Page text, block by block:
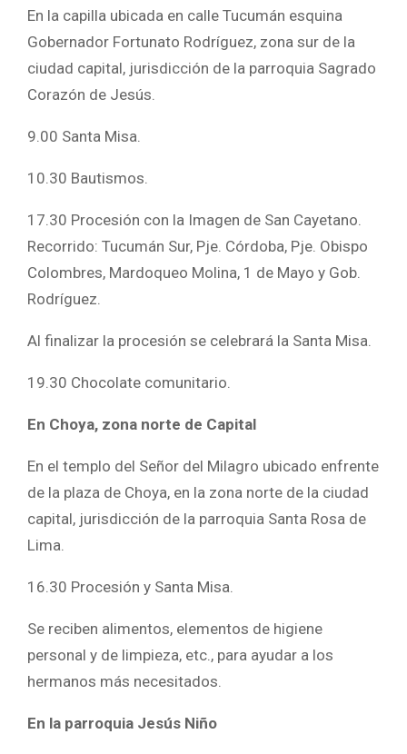
En la capilla ubicada en calle Tucumán esquina
Gobernador Fortunato Rodríguez, zona sur de la
ciudad capital, jurisdicción de la parroquia Sagrado
Corazón de Jesús.
9.00 Santa Misa.
10.30 Bautismos.
17.30 Procesión con la Imagen de San Cayetano.
Recorrido: Tucumán Sur, Pje. Córdoba, Pje. Obispo
Colombres, Mardoqueo Molina, 1 de Mayo y Gob.
Rodríguez.
Al finalizar la procesión se celebrará la Santa Misa.
19.30 Chocolate comunitario.
En Choya, zona norte de Capital
En el templo del Señor del Milagro ubicado enfrente
de la plaza de Choya, en la zona norte de la ciudad
capital, jurisdicción de la parroquia Santa Rosa de
Lima.
16.30 Procesión y Santa Misa.
Se reciben alimentos, elementos de higiene
personal y de limpieza, etc., para ayudar a los
hermanos más necesitados.
En la parroquia Jesús Niño